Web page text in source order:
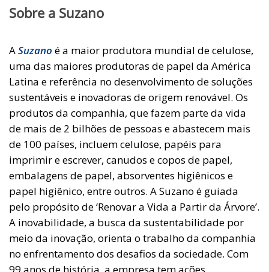
Sobre a Suzano
ASuzano é a maior produtora mundial de celulose,
uma das maiores produtoras de papel da América
Latina e referência no desenvolvimento de soluções
sustentáveis e inovadoras de origem renovável. Os
produtos da companhia, que fazem parte da vida
de mais de 2 bilhões de pessoas e abastecem mais
de 100 países, incluem celulose, papéis para
imprimir e escrever, canudos e copos de papel,
embalagens de papel, absorventes higiênicos e
papel higiênico, entre outros. A Suzano é guiada
pelo propósito de ‘Renovar a Vida a Partir da Árvore’.
A inovabilidade, a busca da sustentabilidade por
meio da inovação, orienta o trabalho da companhia
no enfrentamento dos desafios da sociedade. Com